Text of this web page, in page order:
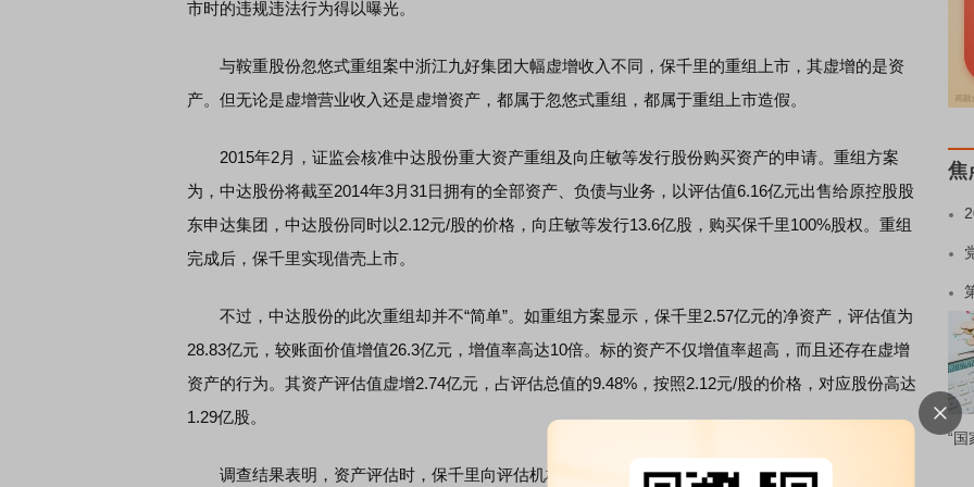
市时的违规违法行为得以曝光。
与鞍重股份忽悠式重组案中浙江九好集团大幅虚增收入不同，保千里的重组上市，其虚增的是资
产。但无论是虚增营业收入还是虚增资产，都属于忽悠式重组，都属于重组上市造假。
2015年2月，证监会核准中达股份重大资产重组及向庄敏等发行股份购买资产的申请。重组方案
为，中达股份将截至2014年3月31日拥有的全部资产、负债与业务，以评估值6.16亿元出售给原控股股
东申达集团，中达股份同时以2.12元/股的价格，向庄敏等发行13.6亿股，购买保千里100%股权。重组
完成后，保千里实现借壳上市。
不过，中达股份的此次重组却并不“简单”。如重组方案显示，保千里2.57亿元的净资产，评估值为
28.83亿元，较账面价值增值26.3亿元，增值率高达10倍。标的资产不仅增值率超高，而且还存在虚增
资产的行为。其资产评估值虚增2.74亿元，占评估总值的9.48%，按照2.12元/股的价格，对应股份高达
1.29亿股。
调查结果表明，资产评估时，保千里向评估机构提供了两类虚假的意向性协议：一是提供了4份均
焦
“国